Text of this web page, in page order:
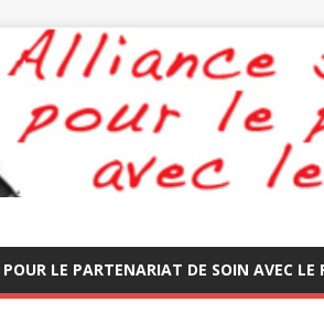
LE PARTENARIAT DE SOIN AVEC LE